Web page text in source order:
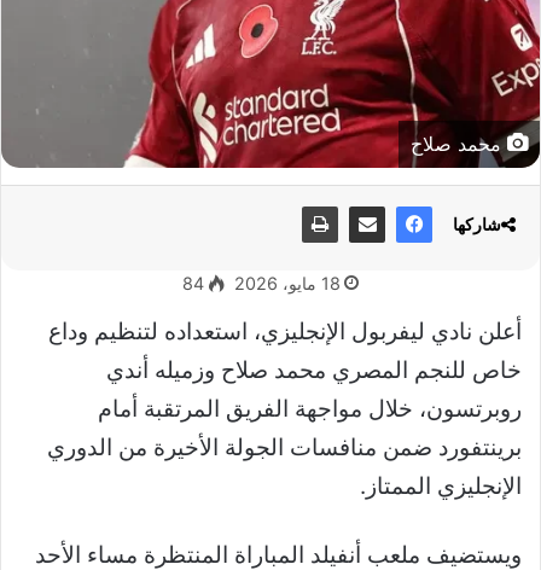
محمد صلاح
18 مايو، 2026 84
أعلن نادي ليفربول الإنجليزي، استعداده لتنظيم وداع
خاص للنجم المصري محمد صلاح وزميله أندي
روبرتسون، خلال مواجهة الفريق المرتقبة أمام
برينتفورد ضمن منافسات الجولة الأخيرة من الدوري
الإنجليزي الممتاز.
ويستضيف ملعب أنفيلد المباراة المنتظرة مساء الأحد
شاركها